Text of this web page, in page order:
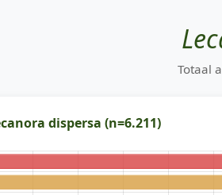
Totaal
dispersa (n=6.211)